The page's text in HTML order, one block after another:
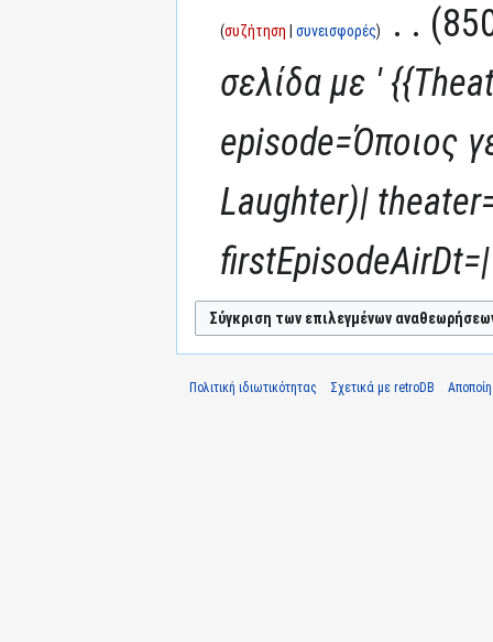
συζήτηση συνεισφορές
σελίδα με '
episode=Όποιος
Laughter)|
Πολιτική ιδιωτικότητας Σχετικά με retroDB